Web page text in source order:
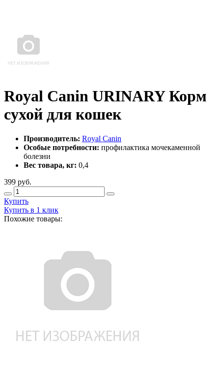
Royal Canin URINARY Корм
сухой для кошек
Производитель: Royal Canin
Особые потребности: профилактика мочекаменной
болезни
Вес товара, кг: 0,4
399 руб.
Купить
Купить в 1 клик
Похожие товары: